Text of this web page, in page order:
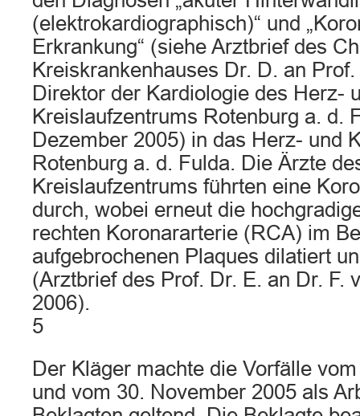
(elektrokardiographisch)“ und
Erkrankung“ (siehe Arztbrief des
Kreiskrankenhauses Dr. D. an
Direktor der Kardiologie des Herz-
Kreislaufzentrums Rotenburg a. d.
Dezember 2005) in das Herz- und
Rotenburg a. d. Fulda. Die Ärzte
Kreislaufzentrums führten eine
durch, wobei erneut die
rechten Koronararterie (RCA) im
aufgebrochenen Plaques dilatiert
(Arztbrief des Prof. Dr. E. an Dr. F.
2006).
5
Der Kläger machte die Vorfälle
und vom 30. November 2005 als